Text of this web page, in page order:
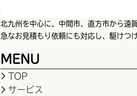
北九州を中心に、中間市、直方市から遠
急なお見積もり依頼にも対応し、駆けつ
MENU
TOP
サービス